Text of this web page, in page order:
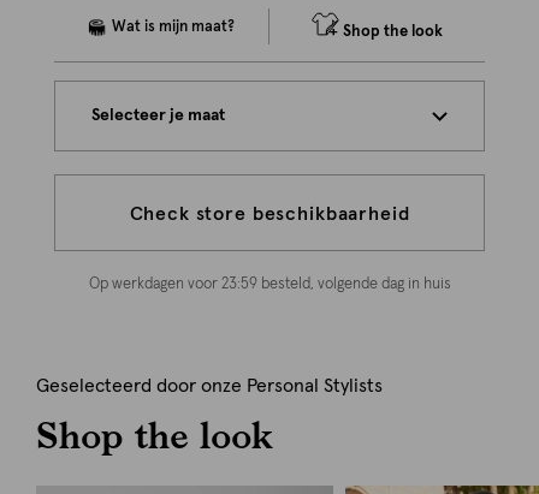
Shop the look
Selecteer je maat
Check store beschikbaarheid
Op werkdagen voor 23:59 besteld, volgende dag in huis
Geselecteerd door onze Personal Stylists
Shop the look